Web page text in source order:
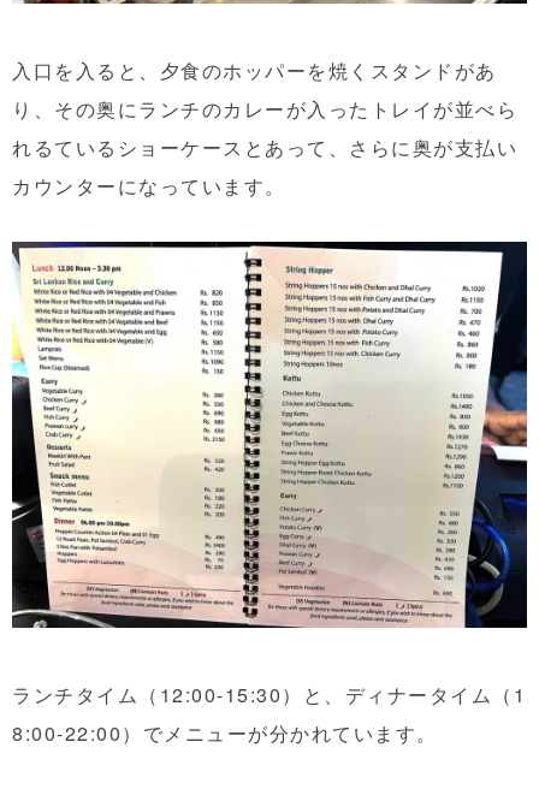
入口を入ると、夕食のホッパーを焼くスタンドがあ
り、その奥にランチのカレーが入ったトレイが並べら
れるているショーケースとあって、さらに奥が支払い
カウンターになっています。
ランチタイム（12:00-15:30）と、ディナータイム（1
8:00-22:00）でメニューが分かれています。